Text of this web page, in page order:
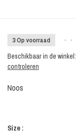
3 Op voorraad • •
Beschikbaar in de winkel:
controleren
Noos
Size :